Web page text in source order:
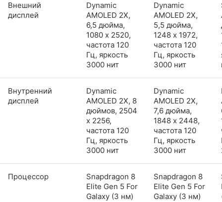
Внешний
дисплей
Dynamic
AMOLED 2X,
6,5 дюйма,
1080 x 2520,
частота 120
Гц, яркость
3000 нит
Dynamic
AMOLED 2X,
5,5 дюйма,
1248 x 1972,
частота 120
Гц, яркость
3000 нит
Внутренний
дисплей
Dynamic
AMOLED 2X, 8
дюймов, 2504
x 2256,
частота 120
Гц, яркость
3000 нит
Dynamic
AMOLED 2X,
7,6 дюйма,
1848 x 2448,
частота 120
Гц, яркость
3000 нит
Процессор
Snapdragon 8
Elite Gen 5 For
Galaxy (3 нм)
Snapdragon 8
Elite Gen 5 For
Galaxy (3 нм)